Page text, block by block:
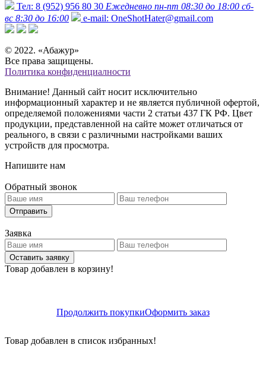
Тел: 8 (952) 956 80 30 Ежедневно пн-пт 08:30 до 18:00 сб-
вс 8:30 до 16:00
e-mail: OneShotHater@gmail.com
© 2022. «Абажур»
Все права защищены.
Политика конфиденциалности
Внимание! Данный сайт носит исключительно
информационный характер и не является публичной офертой,
определяемой положениями части 2 статьи 437 ГК РФ. Цвет
продукции, представленной на сайте может отличаться от
реального, в связи с различными настройками ваших
устройств для просмотра.
Напишите нам
Обратный звонок
Отправить
Заявка
Оставить заявку
Товар добавлен в корзину!
Продолжить покупкиОформить заказ
Товар добавлен в список избранных!